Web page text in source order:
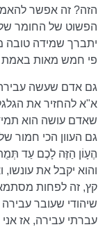
הזה? זה אפשר
הפשוט של החומר
יתברך שמידה טובה
פי חמש מאות באמת
גם אדם שעשה
א"א להחזיר את
שאדם עושה הוא
גם העוון הכי חמור
הֶעָוֹן הַזֶּה לָכֶם עַד
והוא יקבל את עונשו,
קץ, זה לפחות
שיהודי שעובר
עברתי עבירה, אז אני